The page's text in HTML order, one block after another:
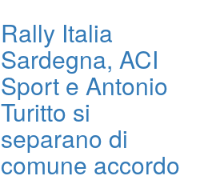
Rally Italia
Sardegna, ACI
Sport e Antonio
Turitto si
separano di
comune accordo